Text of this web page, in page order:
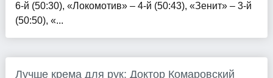
6-й (50:30), «Локомотив» – 4-й (50:43), «Зенит» – 3-й
(50:50), «...
Лучше крема для рук: Доктор Комаровский